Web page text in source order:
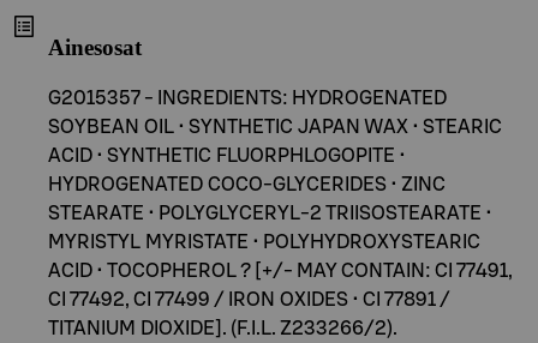
Ainesosat
G2015357 - INGREDIENTS: HYDROGENATED
SOYBEAN OIL • SYNTHETIC JAPAN WAX • STEARIC
ACID • SYNTHETIC FLUORPHLOGOPITE •
HYDROGENATED COCO-GLYCERIDES • ZINC
STEARATE • POLYGLYCERYL-2 TRIISOSTEARATE •
MYRISTYL MYRISTATE • POLYHYDROXYSTEARIC
ACID • TOCOPHEROL ? [+/- MAY CONTAIN: CI 77491,
CI 77492, CI 77499 / IRON OXIDES • CI 77891 /
TITANIUM DIOXIDE]. (F.I.L. Z233266/2).